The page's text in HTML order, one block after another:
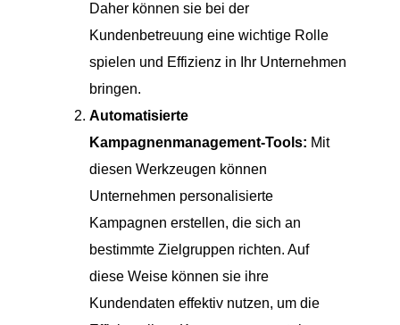
Daher können sie bei der
Kundenbetreuung eine wichtige Rolle
spielen und Effizienz in Ihr Unternehmen
bringen.
Automatisierte
Kampagnenmanagement-Tools: Mit
diesen Werkzeugen können
Unternehmen personalisierte
Kampagnen erstellen, die sich an
bestimmte Zielgruppen richten. Auf
diese Weise können sie ihre
Kundendaten effektiv nutzen, um die